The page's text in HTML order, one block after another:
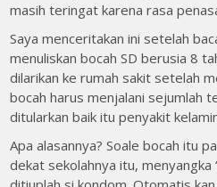
masih teringat karena rasa
Saya menceritakan ini setelah
menuliskan bocah SD berusia 8
dilarikan ke rumah sakit setelah
bocah harus menjalani sejumlah
ditularkan baik itu penyakit
Apa alasannya? Soale bocah itu
dekat sekolahnya itu, menyangka